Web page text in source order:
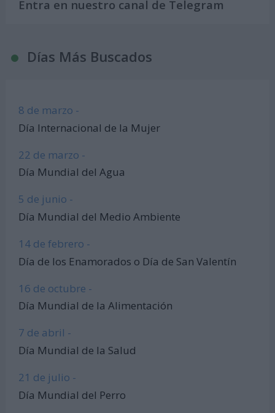
Entra en nuestro canal de Telegram
Días Más Buscados
8 de marzo -
Día Internacional de la Mujer
22 de marzo -
Día Mundial del Agua
5 de junio -
Día Mundial del Medio Ambiente
14 de febrero -
Día de los Enamorados o Día de San Valentín
16 de octubre -
Día Mundial de la Alimentación
7 de abril -
Día Mundial de la Salud
21 de julio -
Día Mundial del Perro